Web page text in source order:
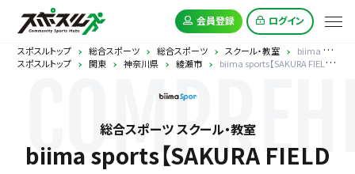
会員登録 ログイン
スポスルトップ 総合スポーツ 総合スポーツ スクール・教室
biima sports【SAKURA FIELD 綾瀬校／年長・小１～3コース】
スポスルトップ
関東 神奈川県 綾瀬市 biima sports【SAKURA FIELD 綾瀬校／年長・小１～3コース】
総合スポーツ スクール・教室
biima sports【SAKURA FIELD